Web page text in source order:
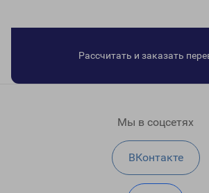
Рассчитать и заказать
Мы в соцсетях
ВКонтакте